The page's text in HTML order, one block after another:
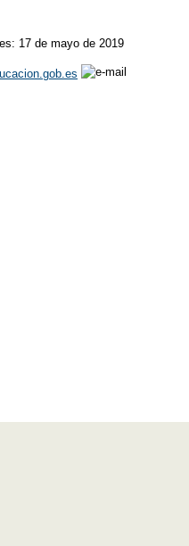
17 de mayo de 2019